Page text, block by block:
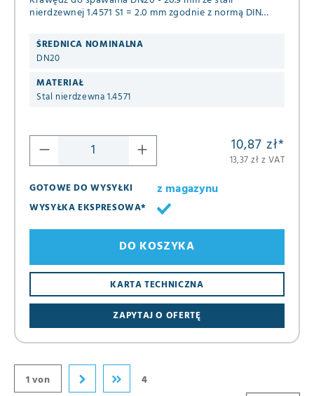
nierdzewnej 1.4571 S1 = 2.0 mm zgodnie z normą DIN
ŚREDNICA NOMINALNA
DN20
MATERIAŁ
Stal nierdzewna 1.4571
10,87 zł*
13,37 zł z VAT
GOTOWE DO WYSYŁKI
z magazynu
WYSYŁKA EKSPRESOWA*
ZAPYTAJ O OFERTĘ
KARTA TECHNICZNA
DO KOSZYKA
1 von
4
8
16